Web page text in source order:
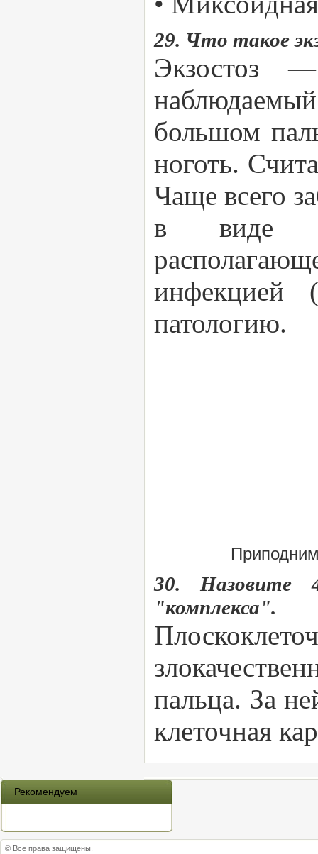
29. Что такое
Экзостоз
большом
ноготь.
Чаще всего
в виде
инфекцией
патологию.
30. Назовите 4
"комплекса".
пальца. За
клеточная
Рекомендуем
© Все права защищены.